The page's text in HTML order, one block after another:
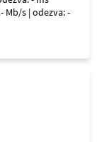
Mb/s | odezva: -